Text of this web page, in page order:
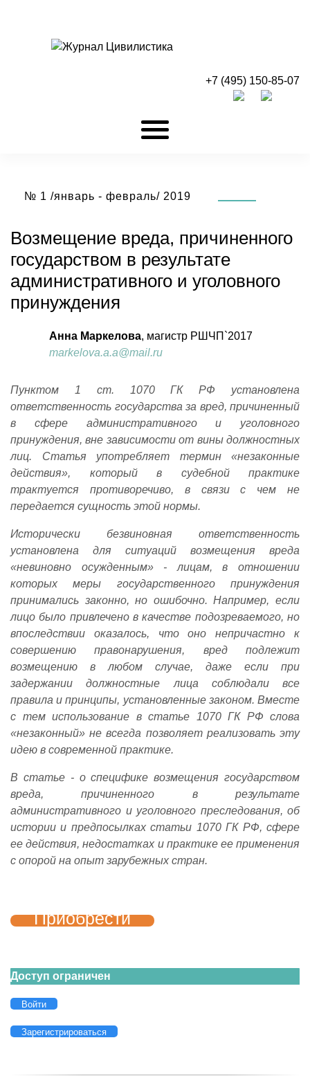
+7 (495) 150-85-07
№ 1 /январь - февраль/ 2019
Возмещение вреда, причиненного
государством в результате
административного и уголовного
принуждения
Анна Маркелова, магистр РШЧП`2017
markelova.a.a@mail.ru
Пунктом 1 ст. 1070 ГК РФ установлена
ответственность государства за вред, причиненный
в сфере административного и уголовного
принуждения, вне зависимости от вины должностных
лиц. Статья употребляет термин «незаконные
действия», который в судебной практике
трактуется
противоречиво, в связи с чем не
передается сущность этой нормы.
Исторически безвиновная ответственность
установлена для ситуаций возмещения вреда
«невиновно осужденным» - лицам, в отношении
которых меры государственного принуждения
принимались законно, но ошибочно. Например, если
лицо было привлечено в качестве подозреваемого, но
впоследствии оказалось, что оно непричастно к
совершению правонарушения, вред подлежит
возмещению в любом случае, даже если при
задержании должностные лица соблюдали все
правила и принципы, установленные законом. Вместе
с тем использование в статье 1070 ГК РФ слова
«незаконный» не всегда позволяет реализовать эту
идею в современной практике.
В статье - о специфике возмещения государством
вреда, причиненного в результате
административного и уголовного преследования, об
истории и предпосылках статьи 1070 ГК РФ, сфере
ее действия, недостатках и практике ее применения
с опорой на опыт зарубежных стран.
Приобрести
Доступ ограничен
Войти
Зарегистрироваться